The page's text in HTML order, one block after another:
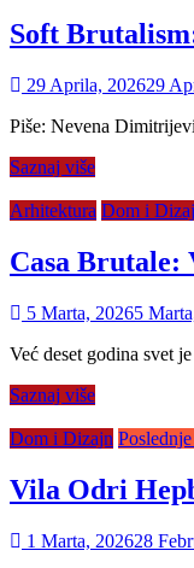
Soft
29 Aprila, 202629
Piše: Nevena
Saznaj više
Arhitektura Dom i
Casa Brutale:
5 Marta, 20265
Već deset godina svet
Saznaj više
Dom i Dizajn
Vila Odri
1 Marta, 202628